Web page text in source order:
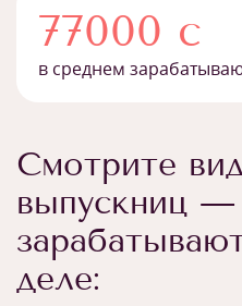
77000 с
в среднем
Смотрите
выпускниц —
деле: